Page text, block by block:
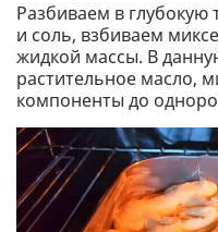
Разбиваем в глубокую
и соль, взбиваем
жидкой массы. В
растительное масло,
компоненты до